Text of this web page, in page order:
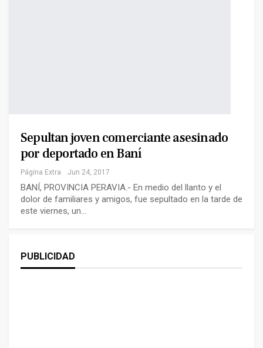
Sepultan joven comerciante asesinado
por deportado en Baní
Página Extra Jun 24, 2017
BANÍ, PROVINCIA PERAVIA.- En medio del llanto y el
dolor de familiares y amigos, fue sepultado en la tarde de
este viernes, un…
PUBLICIDAD